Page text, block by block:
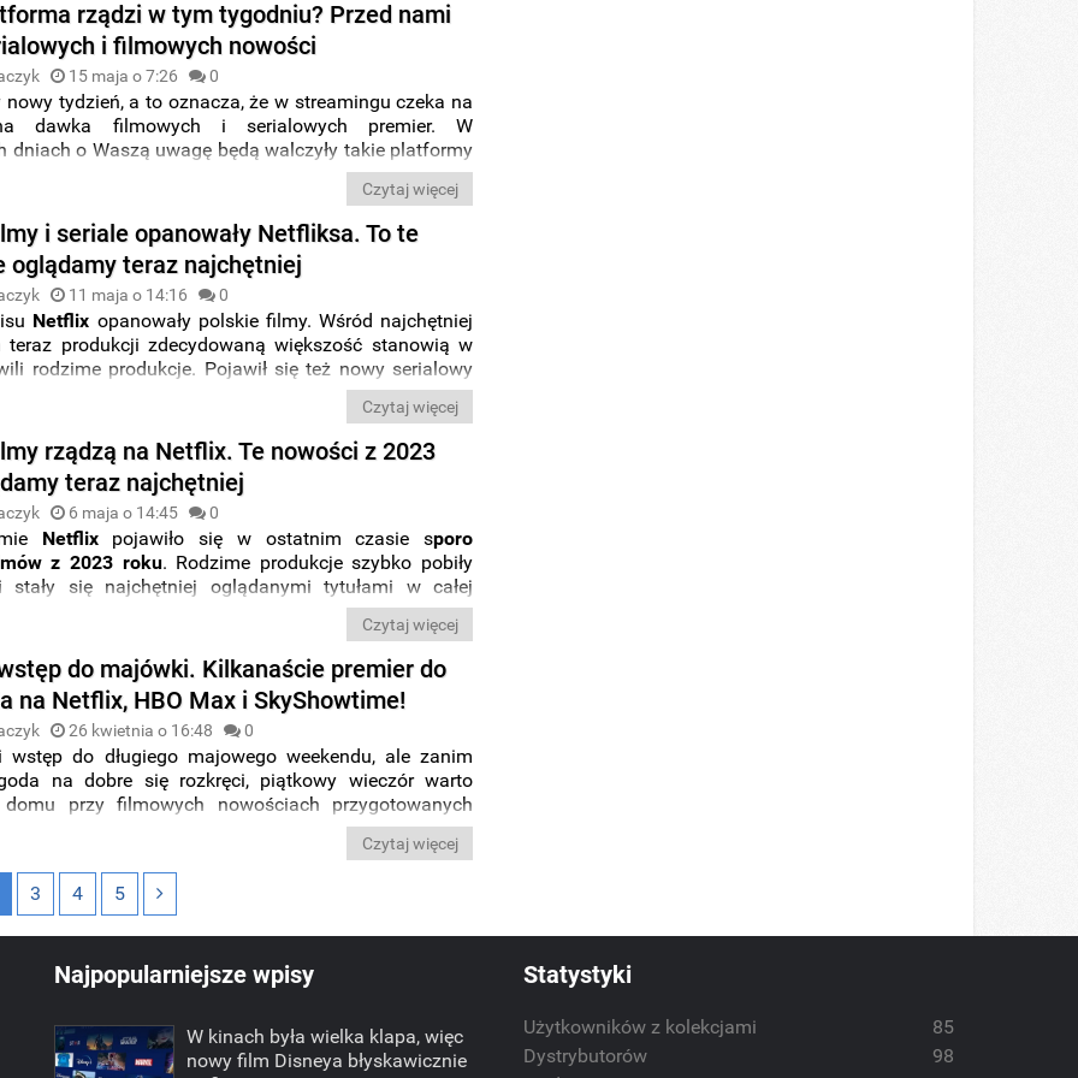
rządzi w tym tygodniu? Przed nami
i filmowych nowości
15 maja o 7:26 0
tydzień, a to oznacza, że w streamingu czeka na
dawka filmowych i serialowych premier. W
dniach o Waszą uwagę będą walczyły takie platformy
Apple TV+, a także
filmy i seriale wybierzecie? Sprawdźcie,co obejrzeć
w tym tygodniu.
Czytaj więcej
i seriale opanowały Netfliksa. To te
oglądamy teraz najchętniej
11 maja o 14:16 0
Netflix opanowały polskie filmy. Wśród najchętniej
teraz produkcji zdecydowaną większość stanowią w
rodzime produkcje. Pojawił się też nowy serialowy
wykupił od TVP. Jakie tytuły Polacy oglądają teraz
TOP 10 najpopularniejszych nowości.
Czytaj więcej
rządzą na Netflix. Te nowości z 2023
teraz najchętniej
6 maja o 14:45 0
Netflixpojawiło się w ostatnim czasie sporo
z 2023 roku. Rodzime produkcje szybko pobiły
stały się najchętniej oglądanymi tytułami w całej
jakie tytuły Polacy sięgają teraz najchętniej? Tak
Czytaj więcej
do majówki. Kilkanaście premier do
na Netflix, HBO Max i SkyShowtime!
26 kwietnia o 16:48 0
wstęp do długiego majowego weekendu, ale zanim
na dobre się rozkręci, piątkowy wieczór warto
przy filmowych nowościach przygotowanych
streamingowe. Jakie nowości trafiły w piątek na
Swoje propozycje mają dla Was: Netflix
VideoorazSkyShowtime
Czytaj więcej
3 4 5
Najpopularniejsze wpisy
W kinach była wielka klapa, więc
nowy film Disneya błyskawicznie
Statystyki
Użytkowników z kolekcjami
85
Dystrybutorów
98